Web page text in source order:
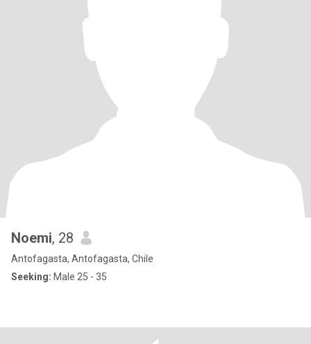
Noemi, 28
Antofagasta, Antofagasta, Chile
Seeking: Male 25 - 35